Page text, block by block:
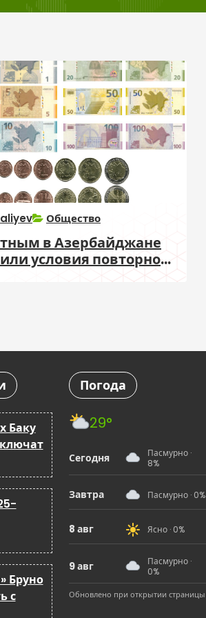
Общество
в Азербайджане
условия повторной
Баку
Бруно
с
Погода
29°
Сегодня
Пасмурно ·
8%
Завтра Пасмурно · 0%
8 авг Ясно · 0%
9 авг
Пасмурно ·
0%
Обновлено при открытии страницы